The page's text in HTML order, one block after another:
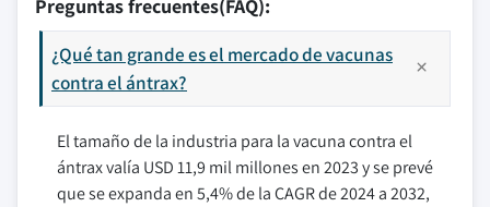
Preguntas frecuentes(FAQ):
¿Qué tan grande es el mercado de vacunas
contra el ántrax?
El tamaño de la industria para la vacuna contra el
ántrax valía USD 11,9 mil millones en 2023 y se prevé
que se expanda en 5,4% de la CAGR de 2024 a 2032,